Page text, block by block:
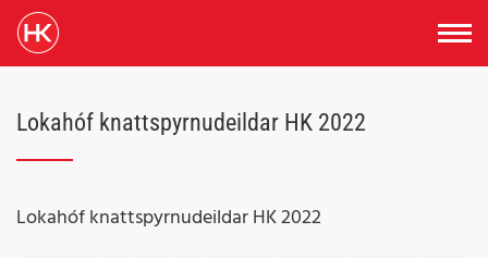
Lokahóf knattspyrnudeildar HK 2022
Lokahóf knattspyrnudeildar HK 2022